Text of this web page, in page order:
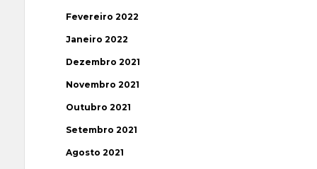
Fevereiro 2022
Janeiro 2022
Dezembro 2021
Novembro 2021
Outubro 2021
Setembro 2021
Agosto 2021